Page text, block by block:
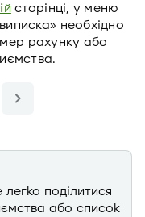
сторінці, у меню
необхідно
рахунку або
поділитися
або список